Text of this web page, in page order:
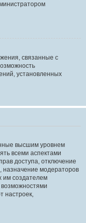
связанные с
установленных
высшим уровнем
всеми аспектами
доступа, отключение
назначение модераторов
им создателем
настроек,